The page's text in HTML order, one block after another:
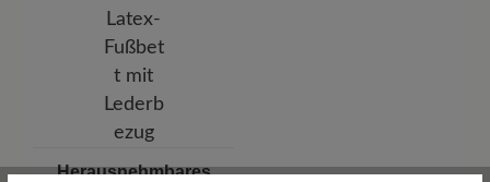
Herausnehmbares